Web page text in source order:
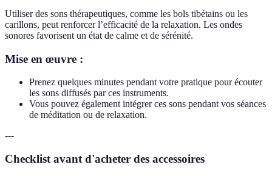
Utiliser des sons thérapeutiques, comme les bols tibétains ou les
carillons, peut renforcer l’efficacité de la relaxation. Les ondes
sonores favorisent un état de calme et de sérénité.
Mise en œuvre :
Prenez quelques minutes pendant votre pratique pour écouter
les sons diffusés par ces instruments.
Vous pouvez également intégrer ces sons pendant vos séances
de méditation ou de relaxation.
---
Checklist avant d'acheter des accessoires